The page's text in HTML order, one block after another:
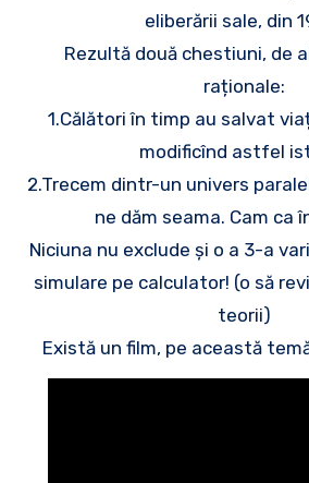
eliberării sale, din
Rezultă două chestiuni, de
raționale:
1.Călători în timp au salvat
modificînd astfel
2.Trecem dintr-un univers
ne dăm seama. Cam ca
Niciuna nu exclude și o a 3-a
simulare pe calculator! (o să
teorii)
Există un film, pe această